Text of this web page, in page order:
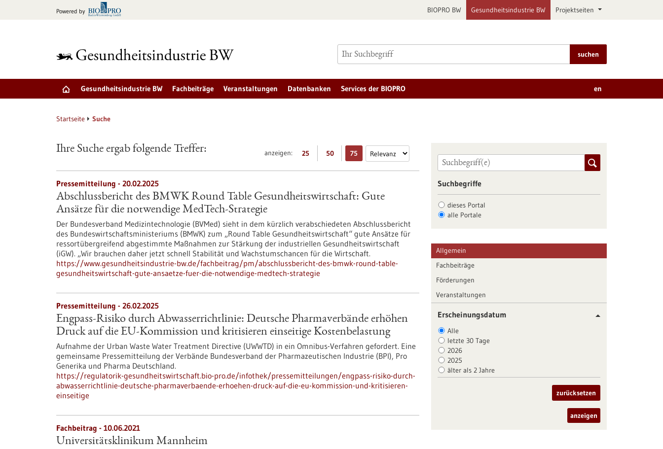
Powered by BIOPRO BW Gesundheitsindustrie BW Projektseiten
suchen
Gesundheitsindustrie BW Fachbeiträge Veranstaltungen Datenbanken Services der BIOPRO en
Startseite Suche
anzeigen: 25 50 75
Ihre Suche ergab folgende Treffer:
Pressemitteilung - 20.02.2025
Abschlussbericht des BMWK Round Table Gesundheitswirtschaft: Gute
Ansätze für die notwendige MedTech-Strategie
Der Bundesverband Medizintechnologie (BVMed) sieht in dem kürzlich verabschiedeten Abschlussbericht
des Bundeswirtschaftsministeriums (BMWK) zum „Round Table Gesundheitswirtschaft“ gute Ansätze für
ressortübergreifend abgestimmte Maßnahmen zur Stärkung der industriellen Gesundheitswirtschaft
(iGW). „Wir brauchen daher jetzt schnell Stabilität und Wachstumschancen für die Wirtschaft.
https://www.gesundheitsindustrie-bw.de/fachbeitrag/pm/abschlussbericht-des-bmwk-round-table-
gesundheitswirtschaft-gute-ansaetze-fuer-die-notwendige-medtech-strategie
Pressemitteilung - 26.02.2025
Engpass-Risiko durch Abwasserrichtlinie: Deutsche Pharmaverbände erhöhen
Druck auf die EU-Kommission und kritisieren einseitige Kostenbelastung
Aufnahme der Urban Waste Water Treatment Directive (UWWTD) in ein Omnibus-Verfahren gefordert. Eine
gemeinsame Pressemitteilung der Verbände Bundesverband der Pharmazeutischen Industrie (BPI), Pro
Generika und Pharma Deutschland.
https://regulatorik-gesundheitswirtschaft.bio-pro.de/infothek/pressemitteilungen/engpass-risiko-durch-
abwasserrichtlinie-deutsche-pharmaverbaende-erhoehen-druck-auf-die-eu-kommission-und-kritisieren-
einseitige
Fachbeitrag - 10.06.2021
Universitätsklinikum Mannheim
Suchbegriffe
dieses Portal
alle Portale
Allgemein
Fachbeiträge
Förderungen
Veranstaltungen
Erscheinungsdatum
Alle
letzte 30 Tage
2026
2025
älter als 2 Jahre
zurücksetzen
anzeigen